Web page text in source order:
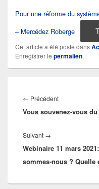
Pour une réforme du
– Mercédez Roberge
Cet article a été posté dans
Enregistrer le permalien.
de
l’article
← PrécédentArticle
précédent :
Vous souvenez-vous
Suivant →
suivant :
Webinaire 11 mars
sommes-nous ? Quelle